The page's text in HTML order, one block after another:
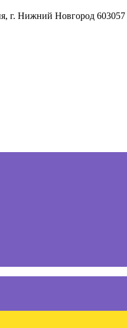
, г. Нижний Новгород 603057